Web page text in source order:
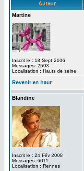
Auteur
Martine
Inscrit le : 18 Sept 2006
Messages: 2593
Localisation : Hauts de seine
Revenir en haut
Blandine
Inscrit le : 24 Fév 2008
Messages: 6011
Localisation : Rennes